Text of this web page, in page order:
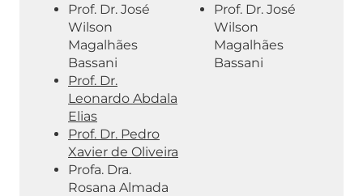
Prof. Dr. José
Wilson
Magalhães
Bassani
Prof. Dr.
Leonardo Abdala
Elias
Prof. Dr. Pedro
Xavier de Oliveira
Profa. Dra.
Rosana Almada
Prof. Dr. José
Wilson
Magalhães
Bassani